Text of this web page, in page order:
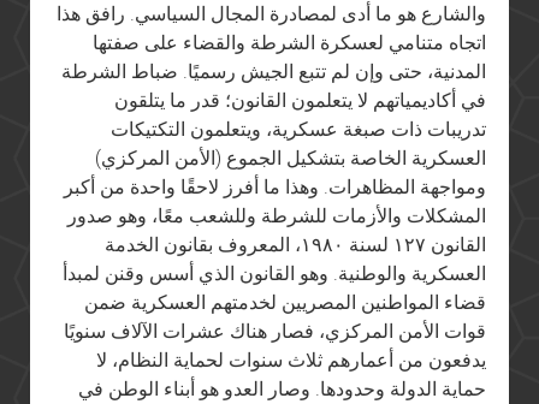
والشارع هو ما أدى لمصادرة المجال السياسي. رافق هذا
اتجاه متنامي لعسكرة الشرطة والقضاء على صفتها
المدنية، حتى وإن لم تتبع الجيش رسميًا. ضباط الشرطة
في أكاديمياتهم لا يتعلمون القانون؛ قدر ما يتلقون
تدريبات ذات صبغة عسكرية، ويتعلمون التكتيكات
العسكرية الخاصة بتشكيل الجموع (الأمن المركزي)
ومواجهة المظاهرات. وهذا ما أفرز لاحقًا واحدة من أكبر
المشكلات والأزمات للشرطة وللشعب معًا، وهو صدور
القانون ١٢٧ لسنة ١٩٨٠، المعروف بقانون الخدمة
العسكرية والوطنية. وهو القانون الذي أسس وقنن لمبدأ
قضاء المواطنين المصريين لخدمتهم العسكرية ضمن
قوات الأمن المركزي، فصار هناك عشرات الآلاف سنويًا
يدفعون من أعمارهم ثلاث سنوات لحماية النظام، لا
حماية الدولة وحدودها. وصار العدو هو أبناء الوطن في